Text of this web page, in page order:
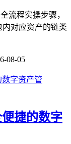
流程实操步骤，
对应资产的链类
08-05
捷的数字